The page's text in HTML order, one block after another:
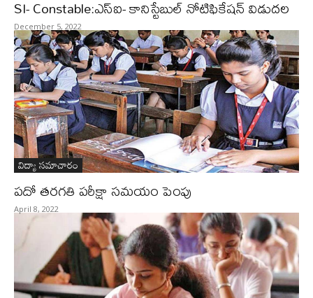
SI- Constable:ఎస్ఐ- కానిస్టేబుల్ నోటిఫికేషన్ విడుదల
December 5, 2022
విద్యా సమాచారం
పదో తరగతి పరీక్షా సమయం పెంపు
April 8, 2022